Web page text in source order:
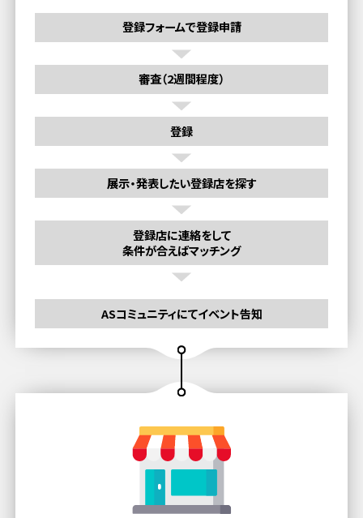
登録フォームで登録申請
審査（2週間程度）
登録
展示・発表したい登録店を探す
登録店に連絡をして
条件が合えばマッチング
ASコミュニティにてイベント告知